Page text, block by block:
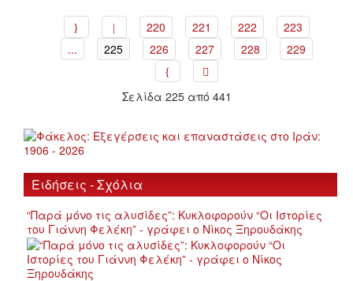
220 221 222
223
...
225 226 227 228 229
Σελίδα 225 από 441
Ειδήσεις - Σχόλια
“Παρά μόνο τις αλυσίδες”: Κυκλοφορούν “Οι Ιστορίες
του Γιάννη Φελέκη” - γράφει ο Νίκος Ξηρουδάκης